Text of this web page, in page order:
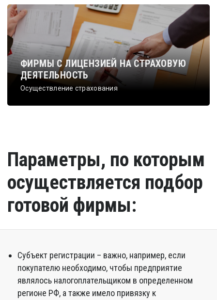
ФИРМЫ С ЛИЦЕНЗИЕЙ НА СТРАХОВУЮ
ДЕЯТЕЛЬНОСТЬ
Осуществление страхования
Параметры, по которым
осуществляется подбор
готовой фирмы:
Субъект регистрации – важно, например, если
покупателю необходимо, чтобы предприятие
являлось налогоплательщиком в определенном
регионе РФ, а также имело привязку к